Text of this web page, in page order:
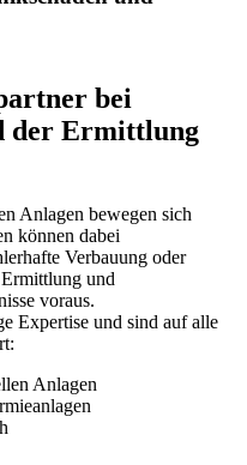
bei
der Ermittlung
Anlagen bewegen sich
können dabei
Verbauung oder
und
voraus.
Expertise und sind auf alle
Anlagen